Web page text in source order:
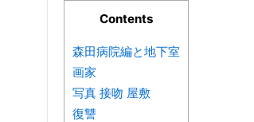
Contents
森田病院編と地下室
画家
写真 接吻 屋敷
復讐